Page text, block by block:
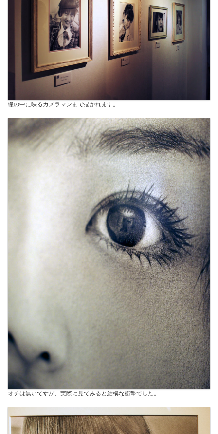
瞳の中に映るカメラマンまで描かれます。
オチは無いですが、実際に見てみると結構な衝撃でした。